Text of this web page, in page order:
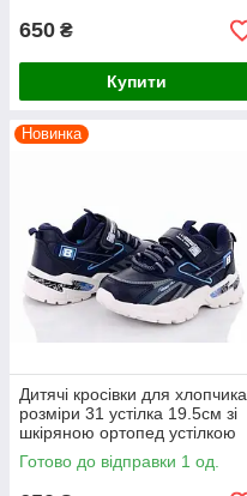
650 ₴
Купити
Новинка
Дитячі кросівки для хлопчика
розміри 31 устілка 19.5см зі
шкіряною ортопед устілкою
ВВТ сині
Готово до відправки 1 од.